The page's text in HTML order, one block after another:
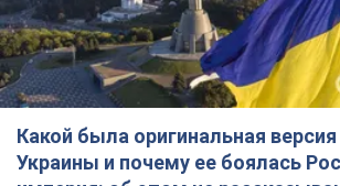
Александру Пономареву – 53: что
известно о трех детях секс-
символа 90-х и как они выглядят
Несмотря на развитие карьеры, артист не
забывал о личном счастье